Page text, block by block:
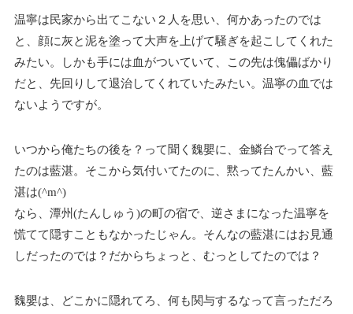
温寧は民家から出てこない２人を思い、何かあったのでは
と、顔に灰と泥を塗って大声を上げて騒ぎを起こしてくれた
みたい。しかも手には血がついていて、この先は傀儡ばかり
だと、先回りして退治してくれていたみたい。温寧の血では
ないようですが。
いつから俺たちの後を？って聞く魏嬰に、金鱗台でって答え
たのは藍湛。そこから気付いてたのに、黙ってたんかい、藍
湛は(^m^)
なら、潭州(たんしゅう)の町の宿で、逆さまになった温寧を
慌てて隠すこともなかったじゃん。そんなの藍湛にはお見通
しだったのでは？だからちょっと、むっとしてたのでは？
魏嬰は、どこかに隠れてろ、何も関与するなって言っただろ